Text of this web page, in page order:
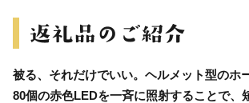
被る、それだけでいい。ヘルメット型のホ
80個の赤色LEDを一斉に照射することで、